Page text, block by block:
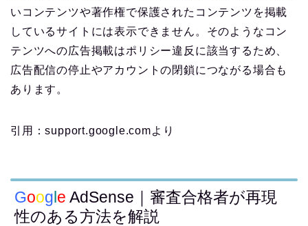
いコンテンツや著作権で保護されたコンテンツを掲載
しているサイトには表示できません。そのようなコン
テンツへの広告掲載はポリシー違反に該当するため、
広告配信の停止やアカウントの閉鎖につながる場合も
あります。
引用：support.google.comより
Google AdSense｜審査合格者が再現
性のある方法を解説